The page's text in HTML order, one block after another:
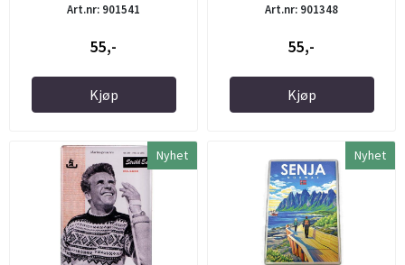
Art.nr: 901541
55,-
Kjøp
Art.nr: 901348
55,-
Kjøp
Nyhet Nyhet